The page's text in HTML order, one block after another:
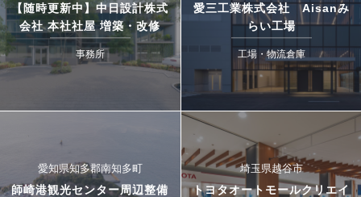
【随時更新中】中日設計株式
会社 本社社屋 増築・改修
事務所
愛三工業株式会社 Aisanみ
らい工場
工場・物流倉庫
愛知県知多郡南知多町
師崎港観光センター周辺整備
埼玉県越谷市
トヨタオートモールクリエイ